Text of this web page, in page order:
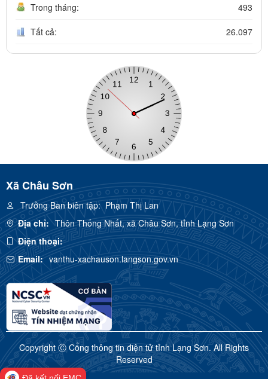
Trong tháng: 493
Tất cả: 26.097
Xã Châu Sơn
Trưởng Ban biên tập:Phạm Thị Lan
Địa chỉ: Thôn Thống Nhất, xã Châu Sơn, tỉnh Lạng Sơn
Điện thoại:
Email: vanthu-xachauson.langson.gov.vn
Copyright Ⓒ Cổng thông tin điện tử tỉnh Lạng Sơn. All Rights
Reserved